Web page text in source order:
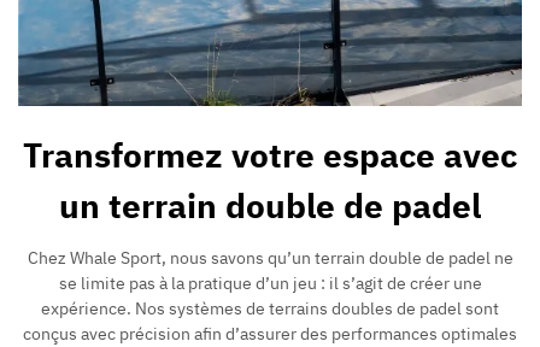
Transformez votre espace avec
un terrain double de padel
Chez Whale Sport, nous savons qu’un terrain double de padel ne
se limite pas à la pratique d’un jeu : il s’agit de créer une
expérience. Nos systèmes de terrains doubles de padel sont
conçus avec précision afin d’assurer des performances optimales